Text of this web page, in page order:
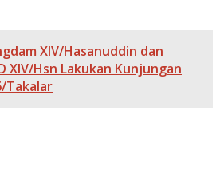
XIV/Hasanuddin dan
XIV/Hsn Lakukan Kunjungan
Takalar